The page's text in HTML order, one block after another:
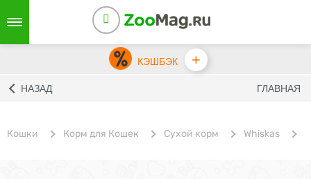
КЭШБЭК +
НАЗАД ГЛАВНАЯ
Кошки Корм для Кошек Сухой корм Whiskas